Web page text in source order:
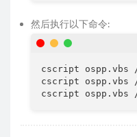
然后执行以下命令:
cscript ospp.vbs
cscript ospp.vbs